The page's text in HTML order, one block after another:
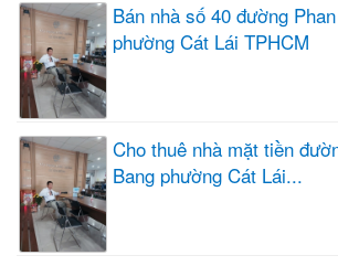
Bán nhà số 40 đường
phường Cát Lái TPHCM
Cho thuê nhà mặt tiền
Bang phường Cát Lái...